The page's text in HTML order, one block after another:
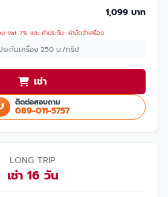
1,099 บาท
ม Vat 7% และ ค่าประกัน- ค่ามัดจำเครื่อง
ระกันเครื่อง 250 บ./ทริป
เช่า
ติดต่อสอบถาม
089-011-5757
LONG TRIP
เช่า 16 วัน